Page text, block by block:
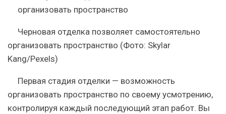
Черновая отделка позволяет самостоятельно
организовать пространство (Фото: Skylar
Kang/Pexels)
Первая стадия отделки — возможность
организовать пространство по своему усмотрению,
контролируя каждый последующий этап работ. Вы